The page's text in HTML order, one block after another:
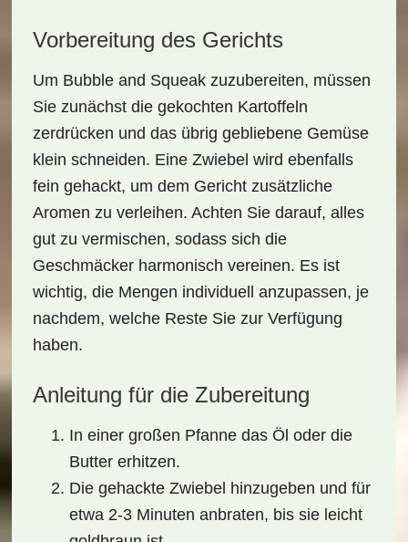
Vorbereitung des Gerichts
Um Bubble and Squeakzuzubereiten, müssen
Sie zunächst die gekochten Kartoffeln
zerdrücken und das übrig gebliebene Gemüse
klein schneiden. Eine Zwiebel wird ebenfalls
fein gehackt, um dem Gericht zusätzliche
Aromen zu verleihen. Achten Sie darauf, alles
gut zu vermischen, sodass sich die
Geschmäcker harmonisch vereinen. Es ist
wichtig, die Mengen individuell anzupassen, je
nachdem, welche Reste Sie zur Verfügung
haben.
Anleitung für die Zubereitung
In einer großen Pfanne das Öl oder die
Butter erhitzen.
Die gehackte Zwiebel hinzugeben und für
etwa 2-3 Minuten anbraten, bis sie leicht